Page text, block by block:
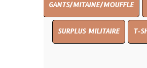
GANTS/MITAINE/MOUFFLE HOLSTER
SURPLUS MILITAIRE T-SHIRT/PULL